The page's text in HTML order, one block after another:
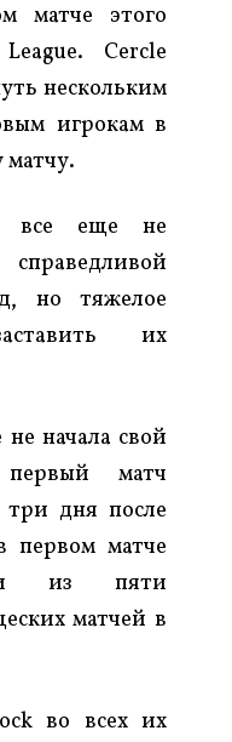
матче этого
Cercle
нескольким
игрокам в
матчу.
все еще не
но тяжелое
их
начала свой
матч
три дня после
первом матче
из пяти
матчей в
во всех их